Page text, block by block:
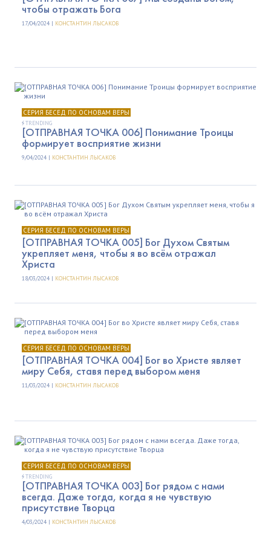
чтобы отражать Бога
17/04/2024 | КОНСТАНТИН ЛЫСАКОВ
СЕРИЯ БЕСЕД ПО ОСНОВАМ ВЕРЫ
TRENDING
[ОТПРАВНАЯ ТОЧКА 006] Понимание Троицы
формирует восприятие жизни
9/04/2024 | КОНСТАНТИН ЛЫСАКОВ
СЕРИЯ БЕСЕД ПО ОСНОВАМ ВЕРЫ
[ОТПРАВНАЯ ТОЧКА 005] Бог Духом Святым
укрепляет меня, чтобы я во всём отражал
Христа
18/03/2024 | КОНСТАНТИН ЛЫСАКОВ
СЕРИЯ БЕСЕД ПО ОСНОВАМ ВЕРЫ
[ОТПРАВНАЯ ТОЧКА 004] Бог во Христе являет
миру Себя, ставя перед выбором меня
11/03/2024 | КОНСТАНТИН ЛЫСАКОВ
СЕРИЯ БЕСЕД ПО ОСНОВАМ ВЕРЫ
TRENDING
[ОТПРАВНАЯ ТОЧКА 003] Бог рядом с нами
всегда. Даже тогда, когда я не чувствую
присутствие Творца
4/03/2024 | КОНСТАНТИН ЛЫСАКОВ